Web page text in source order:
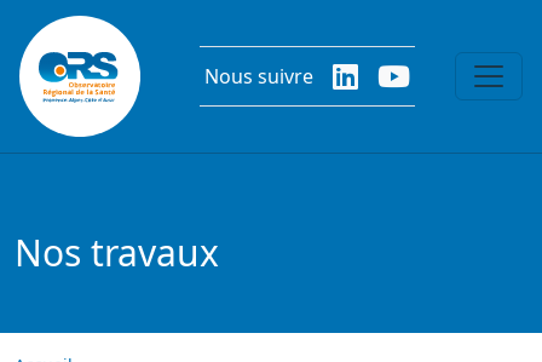
Aller au contenu principal
Nous suivre
Nos travaux